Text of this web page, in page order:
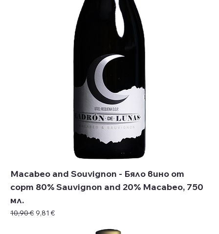
Macabeo and Souvignon - Бяло вино от
сорт 80% Sauvignon and 20% Macabео, 750
мл.
Редовна цена
10,90 € Продажна цена
9,81 €